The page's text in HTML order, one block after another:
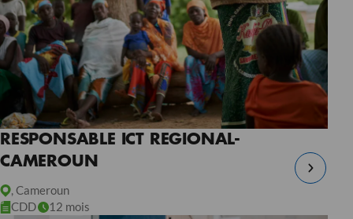
RESPONSABLE ICT REGIONAL-
CAMEROUN
, Cameroun
CDD
12 mois